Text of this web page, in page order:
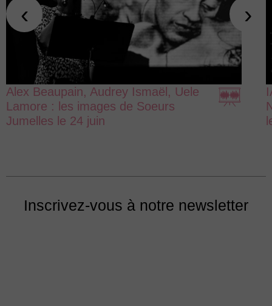
Alex Beaupain, Audrey Ismaël, Uele
Lamore : les images de Soeurs
Jumelles le 24 juin
‹ ›
Inscrivez-vous à notre newsletter